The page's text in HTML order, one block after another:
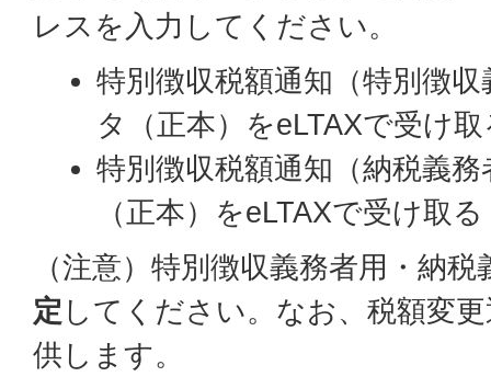
レスを入力してください。
特別徴収税額通知（特別徴
タ（正本）をeLTAXで受け
特別徴収税額通知（納税義
（正本）をeLTAXで受け取る
（注意）特別徴収義務者用・納
定 してください。なお、税額変
供します。